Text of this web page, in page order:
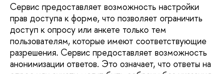
Сервис предоставляет возможность настройки
прав доступа к форме, что позволяет ограничить
доступ к опросу или анкете только тем
пользователям, которые имеют соответствующие
разрешения. Сервис предоставляет возможность
анонимизации ответов. Это означает, что ответы на